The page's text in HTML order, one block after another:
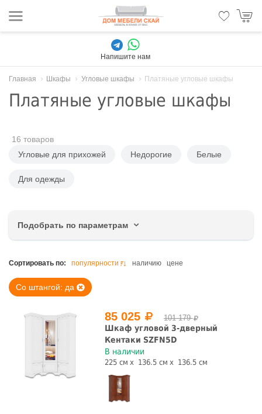
Напишите нам
Главная Шкафы Угловые шкафы Платяные угловые шкафы
Платяные угловые шкафы
16 товаров
Угловые для прихожей
Недорогие Белые
Для одежды
Подобрать по параметрам
Цена, руб.
Ширина, см
Сортировать по: популярности наличию цене
Со штангой: да
85 025 101 179
Шкаф угловой 3-дверный
Кентаки SZFN5D
В наличии
225 см 136.5 см 136.5 см